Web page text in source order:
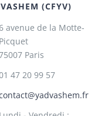
(CFYV)
6 avenue de la Motte-
Picquet
Paris
47 20 99 57